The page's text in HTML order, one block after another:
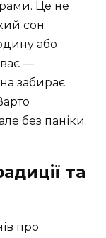
Це не
сон
або
—
забирає
без паніки.
та
про